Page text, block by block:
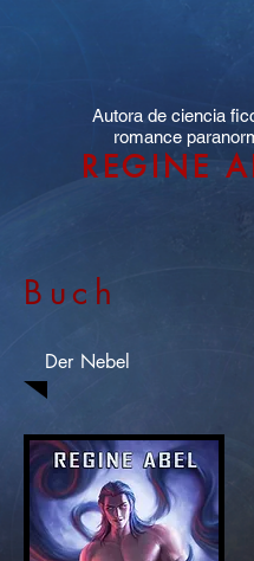
Autora de ciencia
romance
REGINE
Buch
Der Nebel